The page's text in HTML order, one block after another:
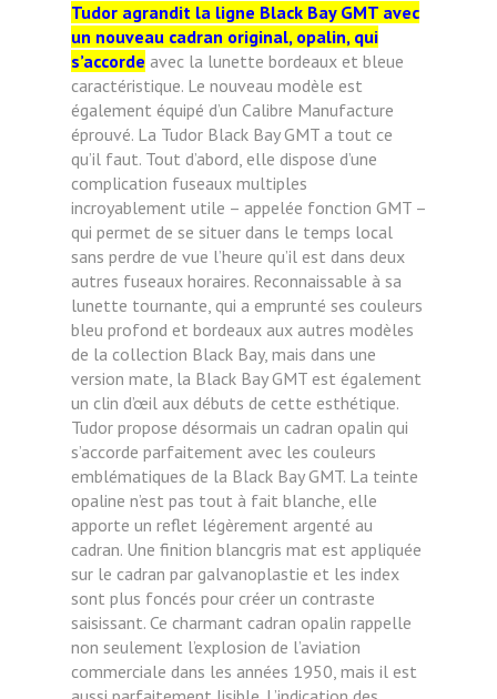
Tudor agrandit la ligne Black Bay GMT avec
un nouveau cadran original, opalin, qui
s’accorde avec la lunette bordeaux et bleue
caractéristique. Le nouveau modèle est
également équipé d’un Calibre Manufacture
éprouvé. La Tudor Black Bay GMT a tout ce
qu’il faut. Tout d’abord, elle dispose d’une
complication fuseaux multiples
incroyablement utile – appelée fonction GMT –
qui permet de se situer dans le temps local
sans perdre de vue l’heure qu’il est dans deux
autres fuseaux horaires. Reconnaissable à sa
lunette tournante, qui a emprunté ses couleurs
bleu profond et bordeaux aux autres modèles
de la collection Black Bay, mais dans une
version mate, la Black Bay GMT est également
un clin d’œil aux débuts de cette esthétique.
Tudor propose désormais un cadran opalin qui
s’accorde parfaitement avec les couleurs
emblématiques de la Black Bay GMT. La teinte
opaline n’est pas tout à fait blanche, elle
apporte un reflet légèrement argenté au
cadran. Une finition blancgris mat est appliquée
sur le cadran par galvanoplastie et les index
sont plus foncés pour créer un contraste
saisissant. Ce charmant cadran opalin rappelle
non seulement l’explosion de l’aviation
commerciale dans les années 1950, mais il est